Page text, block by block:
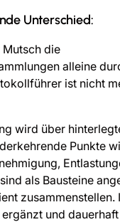
Unterschied:
die
alleine
ist nicht
wird über
Punkte
als Bausteine
zusammenstellen.
und